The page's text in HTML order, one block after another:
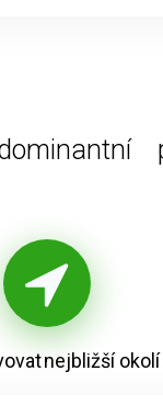
nejbližší okolí